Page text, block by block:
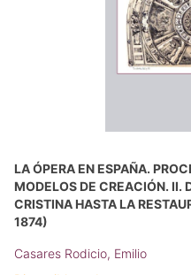
LA ÓPERA EN ESPAÑA.
MODELOS DE CREACIÓN. II.
CRISTINA HASTA LA
1874)
Casares Rodicio, Emilio